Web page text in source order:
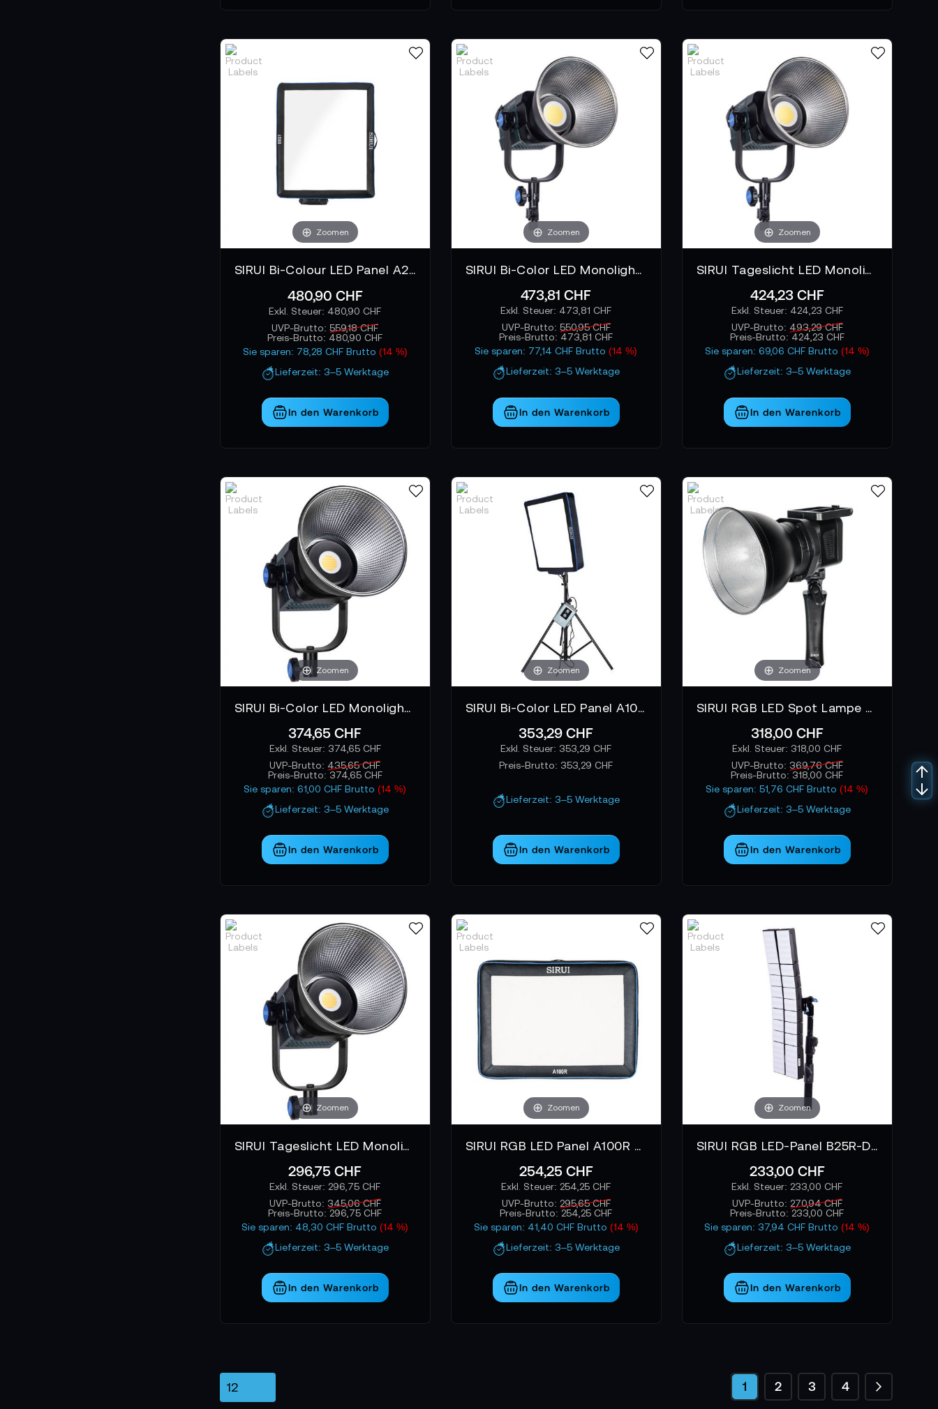
Zoomen
SIRUI Bi-Colour LED Panel A200B-L Aufblasbar mit Verlängerungskabel
480,90 CHF
480,90 CHF
UVP-Brutto:559,18 CHF
Preis-Brutto: 480,90 CHF
Sie sparen: 78,28 CHF Brutto (14 %)
Lieferzeit: 3–5 Werktage
In den Warenkorb
Zoomen
SIRUI Bi-Color LED Monolight C300B
473,81 CHF
473,81 CHF
UVP-Brutto: 550,95 CHF
Preis-Brutto: 473,81 CHF
Sie sparen: 77,14 CHF Brutto(14 %)
Lieferzeit: 3–5 Werktage
In den Warenkorb
Zoomen
SIRUI Tageslicht LED Monolight C300
424,23 CHF
424,23 CHF
UVP-Brutto: 493,29 CHF
Preis-Brutto: 424,23 CHF
Sie sparen: 69,06 CHF Brutto (14 %)
Lieferzeit: 3–5 Werktage
In den Warenkorb
Zoomen
SIRUI Bi-Color LED Monolight C150B
374,65 CHF
374,65 CHF
UVP-Brutto: 435,65 CHF
Preis-Brutto: 374,65 CHF
Sie sparen: 61,00 CHF Brutto(14 %)
Lieferzeit: 3–5 Werktage
In den Warenkorb
Zoomen
SIRUI Bi-Color LED Panel A100B aufblasbar
353,29 CHF
353,29 CHF
Preis-Brutto: 353,29 CHF
Lieferzeit: 3–5 Werktage
In den Warenkorb
Zoomen
SIRUI RGB LED Spot Lampe C60R
318,00 CHF
318,00 CHF
UVP-Brutto: 369,76 CHF
Preis-Brutto: 318,00 CHF
Sie sparen: 51,76 CHF Brutto(14 %)
Lieferzeit: 3–5 Werktage
In den Warenkorb
Zoomen
SIRUI Tageslicht LED Monolight C150
296,75 CHF
296,75 CHF
UVP-Brutto: 345,06 CHF
Preis-Brutto:296,75 CHF
Sie sparen: 48,30 CHF Brutto(14 %)
Lieferzeit: 3–5 Werktage
In den Warenkorb
Zoomen
SIRUI RGB LED Panel A100R aufblasbar
254,25 CHF
254,25 CHF
UVP-Brutto: 295,65 CHF
Preis-Brutto:254,25 CHF
Sie sparen: 41,40 CHF Brutto (14 %)
Lieferzeit: 3–5 Werktage
In den Warenkorb
Zoomen
SIRUI RGB LED-Panel B25R-D Biegbar
233,00 CHF
233,00 CHF
UVP-Brutto: 270,94 CHF
Preis-Brutto:233,00 CHF
Sie sparen: 37,94 CHF Brutto(14 %)
Lieferzeit: 3–5 Werktage
In den Warenkorb
SeiteSie lesen gerade die Seite
1 Seite
2 Seite
3 Seite
4